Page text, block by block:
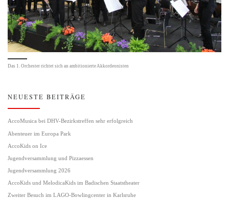
Das 1. Orchester richtet sich an ambitionierte Akkordeonisten
NEUESTE BEITRÄGE
AccoMusica bei DHV-Bezirkstreffen sehr erfolgreich
Abenteuer im Europa Park
AccoKids on Ice
Jugendversammlung und Pizzaessen
Jugendversammlung 2026
AccoKids und MelodicaKids im Badischen Staatstheater
Zweiter Besuch im LAGO-Bowlingcenter in Karlsruhe